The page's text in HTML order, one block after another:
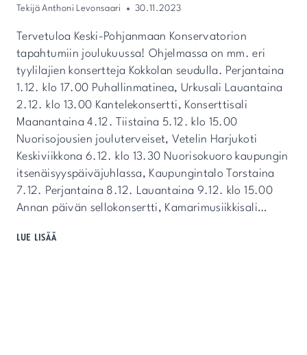
Tekijä Anthoni Levonsaari 30.11.2023
Tervetuloa Keski-Pohjanmaan Konservatorion
tapahtumiin joulukuussa! Ohjelmassa on mm. eri
tyylilajien konsertteja Kokkolan seudulla. Perjantaina
1.12. klo 17.00 Puhallinmatinea, Urkusali Lauantaina
2.12. klo 13.00 Kantelekonsertti, Konserttisali
Maanantaina 4.12. Tiistaina 5.12. klo 15.00
Nuorisojousien jouluterveiset, Vetelin Harjukoti
Keskiviikkona 6.12. klo 13.30 Nuorisokuoro kaupungin
itsenäisyyspäiväjuhlassa, Kaupungintalo Torstaina
7.12. Perjantaina 8.12. Lauantaina 9.12. klo 15.00
Annan päivän sellokonsertti, Kamarimusiikkisali…
LUE LISÄÄ